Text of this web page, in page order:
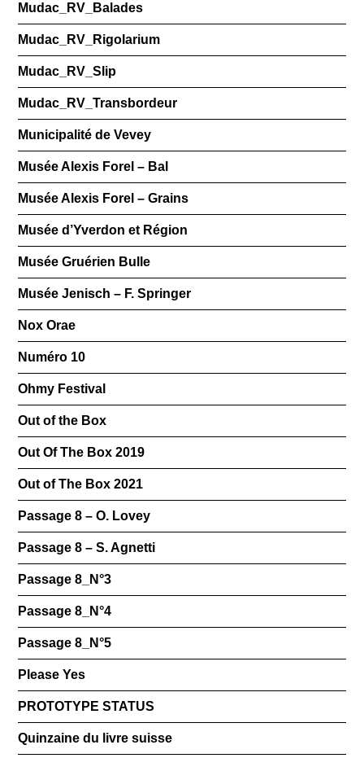
Mudac_RV_Balades
Mudac_RV_Rigolarium
Mudac_RV_Slip
Mudac_RV_Transbordeur
Municipalité de Vevey
Musée Alexis Forel – Bal
Musée Alexis Forel – Grains
Musée d’Yverdon et Région
Musée Gruérien Bulle
Musée Jenisch – F. Springer
Nox Orae
Numéro 10
Ohmy Festival
Out of the Box
Out Of The Box 2019
Out of The Box 2021
Passage 8 – O. Lovey
Passage 8 – S. Agnetti
Passage 8_N°3
Passage 8_N°4
Passage 8_N°5
Please Yes
PROTOTYPE STATUS
Quinzaine du livre suisse